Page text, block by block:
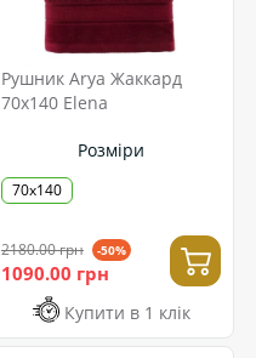
Рушник Arya Жаккард
70x140 Elena
Розміри
70x140
2180.00 грн -50%
1090.00 грн
Купити в 1 клік